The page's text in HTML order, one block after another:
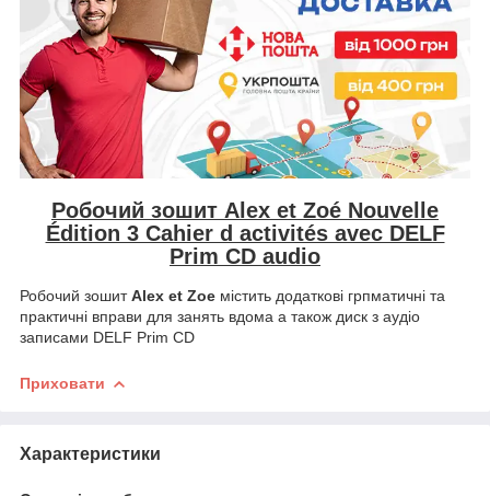
Робочий зошит Alex et Zoé Nouvelle
Édition 3 Cahier d activités avec DELF
Prim CD audio
Робочий зошитAlex et Zoe містить додаткові грпматичні та
практичні вправи для занять вдома а також диск з аудіо
записами DELF Prim CD
Приховати
Характеристики